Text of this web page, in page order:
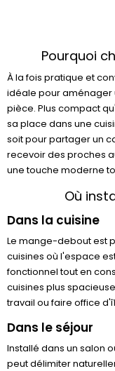
Pourquoi
À la fois pratique et
idéale pour aménager
pièce. Plus compact
sa place dans une
soit pour partager un
recevoir des proches
une touche moderne
Où
Dans la cuisine
Le mange-debout est
cuisines où l'espace
fonctionnel tout en
cuisines plus
travail ou faire office
Dans le séjour
Installé dans un salon
peut délimiter